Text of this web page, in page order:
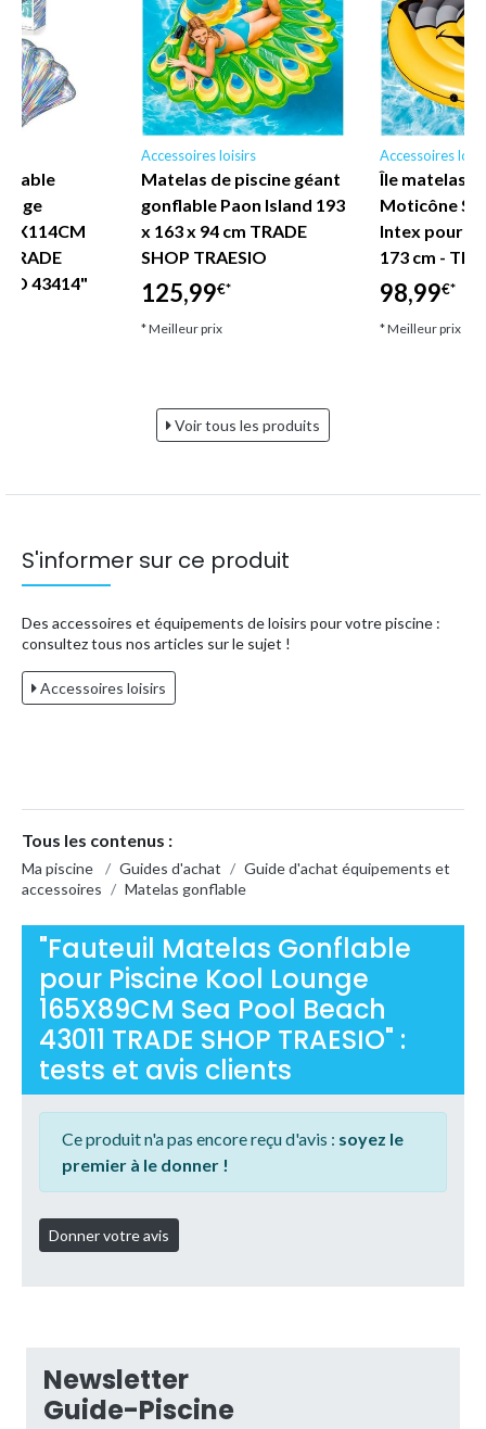
43414"
Accessoires loisirs
Matelas de piscine géant
gonflable Paon Island 193
x 163 x 94 cm TRADE
SHOP TRAESIO
125,99€*
* Meilleur prix
Accessoires
Île matelas
Moticône
Intex pour
173 cm -
98,99€*
* Meilleur prix
Voir tous les produits
S'informer sur ce produit
Des accessoires et équipements de loisirs pour votre piscine :
consultez tous nos articles sur le sujet !
Accessoires loisirs
Tous les contenus :
Ma piscine / Guides d'achat / Guide d'achat équipements et
accessoires / Matelas gonflable
"Fauteuil Matelas Gonflable
pour Piscine Kool Lounge
165X89CM Sea Pool Beach
43011 TRADE SHOP TRAESIO" :
tests et avis clients
Ce produit n'a pas encore reçu d'avis : soyez le
premier à le donner !
Newsletter
Guide-Piscine